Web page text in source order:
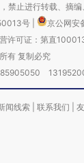
止进行转载、摘编
号
京公网安
许可证：第直
有 复制必究
85905050
闻线索 联系我们